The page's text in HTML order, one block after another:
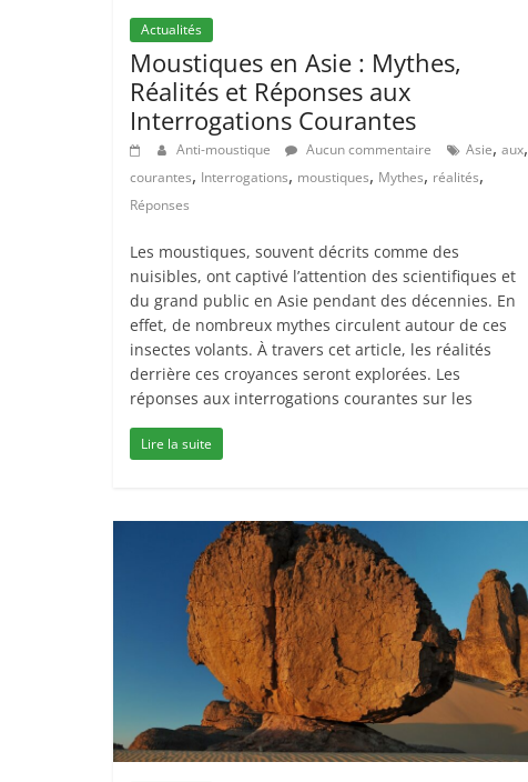
Actualités
Moustiques en Asie : Mythes,
Réalités et Réponses aux
Interrogations Courantes
Anti-moustique Aucun commentaire Asie, aux,
courantes, Interrogations, moustiques, Mythes, réalités,
Réponses
Les moustiques, souvent décrits comme des
nuisibles, ont captivé l’attention des scientifiques et
du grand public en Asie pendant des décennies. En
effet, de nombreux mythes circulent autour de ces
insectes volants. À travers cet article, les réalités
derrière ces croyances seront explorées. Les
réponses aux interrogations courantes sur les
Lire la suite